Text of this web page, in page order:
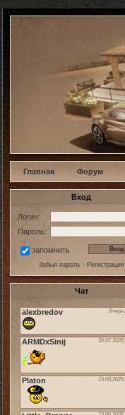
w
Главная Форум
Вход
Логин:
Пароль:
запомнить
Забыл пароль· Регистрация
Чат